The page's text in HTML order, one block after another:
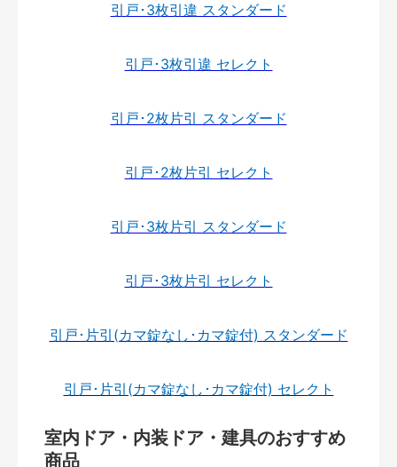
引戸･3枚引違 スタンダード
引戸･3枚引違 セレクト
引戸･2枚片引 スタンダード
引戸･2枚片引 セレクト
引戸･3枚片引 スタンダード
引戸･3枚片引 セレクト
引戸･片引(カマ錠なし･カマ錠付) スタンダード
引戸･片引(カマ錠なし･カマ錠付) セレクト
室内ドア・内装ドア・建具のおすすめ
商品